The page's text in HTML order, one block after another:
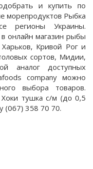
и купить по
морепродуктов Рыбка
регионы Украины.
онлайн магазин рыбы
Кривой Рог и
сортов, Мидии,
аналог доступных
company можно
выбора товаров.
тушка с/м (до 0,5
(067) 358 70 70.